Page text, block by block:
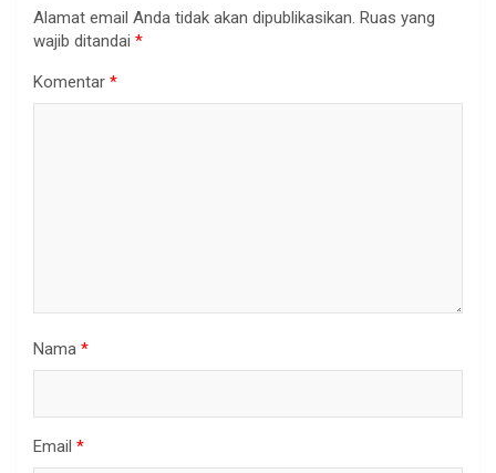
Alamat email Anda tidak akan dipublikasikan. Ruas yang
wajib ditandai *
Komentar *
Nama *
Email *